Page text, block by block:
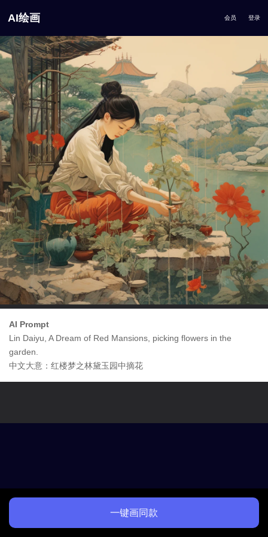
AI绘画 会员 登录
AI Prompt
Lin Daiyu, A Dream of Red Mansions, picking flowers in the
garden.
中文大意：红楼梦之林黛玉园中摘花
一键画同款